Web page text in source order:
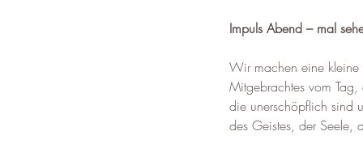
Impuls Abend – mal
Wir machen eine kleine
Mitgebrachtes vom
die unerschöpflich sind
des Geistes, der Seele,